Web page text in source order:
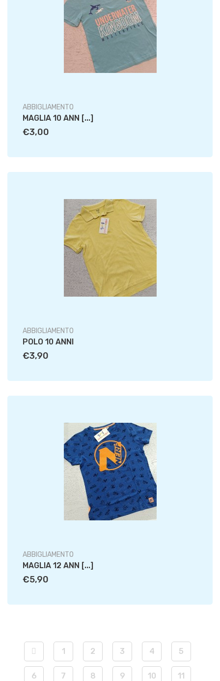
ABBIGLIAMENTO
MAGLIA 10 ANN [...]
€3,00
ABBIGLIAMENTO
POLO 10 ANNI
€3,90
ABBIGLIAMENTO
MAGLIA 12 ANN [...]
€5,90
1 2 3 4 5
6 7 8 9 10 11